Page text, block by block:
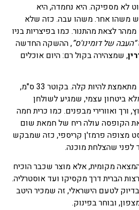
לא מספיקה. היא נחמדה, היא
משהו אחר. משהו עבה. כזה שלא
לצאת מהתנור. כמו בפיצריות בניו
“העבה של דומינו'ס”, ההשקה החדשה
, שמצהירה בקול רם: היום אוכלים
זו פיצה משפחתית שלא מתאמצת להיות קלה. בקוטר 33 ס"מ,
ביטחון עצמי, שמגיע לשולחן
ורך ואוורירי מבפנים. כמו כרית חמה
הקופסה עולה ריח של חמאת שום
מצופה פרמז'ן קריספי, כזה שמבקש
לפני שהצלחת מוכנה.
מקומית, אלא מוצר שכבר הוכיח
הברית דרך מקסיקו ועד אוסטרליה.
לטעם הישראלי, זה שמכיר היטב
ובוחר בפינוק.